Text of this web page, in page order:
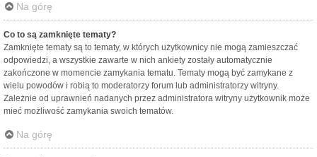
Na górę
Co to są zamknięte tematy?
Zamknięte tematy są to tematy, w których użytkownicy nie mogą zamieszczać
odpowiedzi, a wszystkie zawarte w nich ankiety zostały automatycznie
zakończone w momencie zamykania tematu. Tematy mogą być zamykane z
wielu powodów i robią to moderatorzy forum lub administratorzy witryny.
Zależnie od uprawnień nadanych przez administratora witryny użytkownik może
mieć możliwość zamykania swoich tematów.
Na górę